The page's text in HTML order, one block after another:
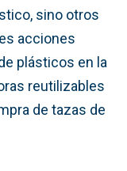
sino otros
acciones
plásticos en la
reutilizables
de tazas de